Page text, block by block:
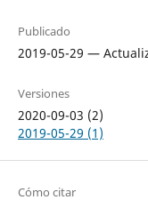
Publicado
2019-05-29 —
Versiones
2020-09-03 (2)
2019-05-29 (1)
Cómo citar